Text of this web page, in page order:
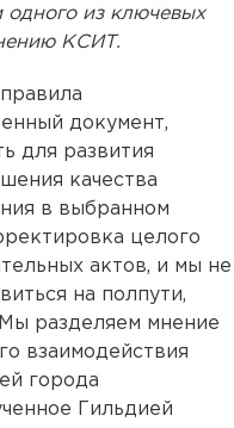
одного из ключевых
КСИТ.
документ,
для развития
качества
в выбранном
целого
актов, и мы не
на полпути,
разделяем мнение
взаимодействия
города
Гильдией